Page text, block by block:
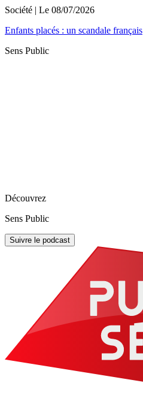
Société | Le 08/07/2026
Enfants placés : un scandale français
Sens Public
Découvrez
Sens Public
Suivre le podcast